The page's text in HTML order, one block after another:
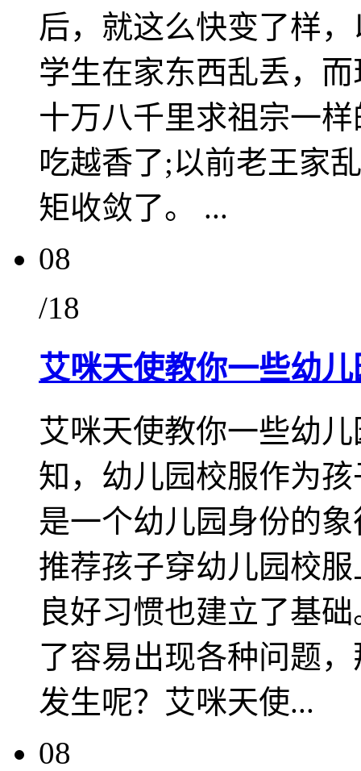
后，就这么快变了样
学生在家东西乱丢，
十万八千里求祖宗一
吃越香了;以前老王家
矩收敛了。 ...
08
/18
艾咪天使教你一些幼
艾咪天使教你一些幼
知，幼儿园校服作为
是一个幼儿园身份的
推荐孩子穿幼儿园校
良好习惯也建立了基
了容易出现各种问题
发生呢？艾咪天使...
08